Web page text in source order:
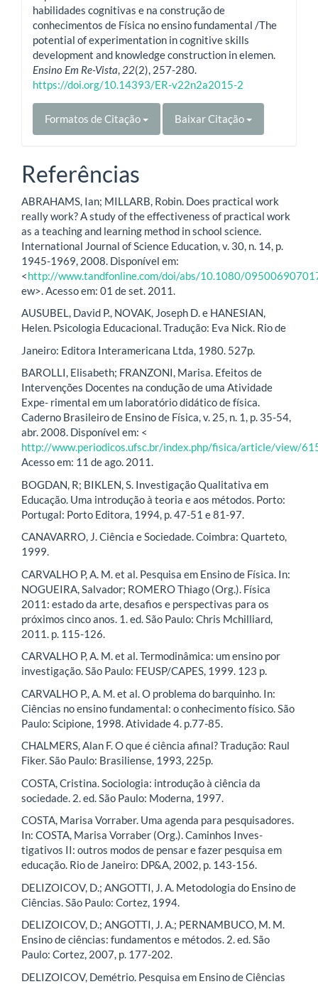
habilidades cognitivas e na construção de
conhecimentos de Física no ensino fundamental /The
potential of experimentation in cognitive skills
development and knowledge construction in elemen.
Ensino Em Re-Vista, 22(2), 257-280.
https://doi.org/10.14393/ER-v22n2a2015-2
Formatos de Citação Baixar Citação
Referências
ABRAHAMS, Ian; MILLARB, Robin. Does practical work
really work? A study of the effectiveness of practical work
as a teaching and learning method in school science.
International Journal of Science Education, v. 30, n. 14, p.
1945-1969, 2008. Disponível em:
<http://www.tandfonline.com/doi/abs/10.1080/
ew>. Acesso em: 01 de set. 2011.
AUSUBEL, David P., NOVAK, Joseph D. e HANESIAN,
Helen. Psicologia Educacional. Tradução: Eva Nick. Rio de
Janeiro: Editora Interamericana Ltda, 1980. 527p.
BAROLLI, Elisabeth; FRANZONI, Marisa. Efeitos de
Intervenções Docentes na condução de uma Atividade
Expe- rimental em um laboratório didático de física.
Caderno Brasileiro de Ensino de Física, v. 25, n. 1, p. 35-54,
abr. 2008. Disponível em: <
http://www.periodicos.ufsc.br/index.php/fisica/article/view/
Acesso em: 11 de ago. 2011.
BOGDAN, R; BIKLEN, S. Investigação Qualitativa em
Educação. Uma introdução à teoria e aos métodos. Porto:
Portugal: Porto Editora, 1994, p. 47-51 e 81-97.
CANAVARRO, J. Ciência e Sociedade. Coimbra: Quarteto,
1999.
CARVALHO P, A. M. et al. Pesquisa em Ensino de Física. In:
NOGUEIRA, Salvador; ROMERO Thiago (Org.). Física
2011: estado da arte, desafios e perspectivas para os
próximos cinco anos. 1. ed. São Paulo: Chris Mchilliard,
2011. p. 115-126.
CARVALHO P, A. M. et al. Termodinâmica: um ensino por
investigação. São Paulo: FEUSP/CAPES, 1999. 123 p.
CARVALHO P., A. M. et al. O problema do barquinho. In:
Ciências no ensino fundamental: o conhecimento físico. São
Paulo: Scipione, 1998. Atividade 4. p.77-85.
CHALMERS, Alan F. O que é ciência afinal? Tradução: Raul
Fiker. São Paulo: Brasiliense, 1993, 225p.
COSTA, Cristina. Sociologia: introdução à ciência da
sociedade. 2. ed. São Paulo: Moderna, 1997.
COSTA, Marisa Vorraber. Uma agenda para pesquisadores.
In: COSTA, Marisa Vorraber (Org.). Caminhos Inves-
tigativos II: outros modos de pensar e fazer pesquisa em
educação. Rio de Janeiro: DP&A, 2002, p. 143-156.
DELIZOICOV, D.; ANGOTTI, J. A. Metodologia do Ensino de
Ciências. São Paulo: Cortez, 1994.
DELIZOICOV, D.; ANGOTTI, J. A.; PERNAMBUCO, M. M.
Ensino de ciências: fundamentos e métodos. 2. ed. São
Paulo: Cortez, 2007, p. 177-202.
DELIZOICOV, Demétrio. Pesquisa em Ensino de Ciências